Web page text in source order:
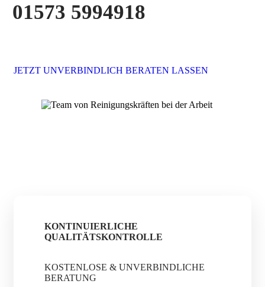
01573 5994918
JETZT UNVERBINDLICH BERATEN LASSEN
KONTINUIERLICHE
QUALITÄTSKONTROLLE
KOSTENLOSE & UNVERBINDLICHE
BERATUNG